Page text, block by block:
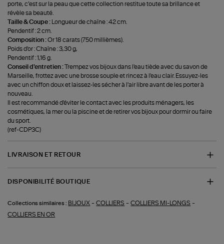
porte, c’est sur la peau que cette collection restitue toute sa brillance et
révèle sa beauté.
Taille & Coupe : Longueur de chaîne : 42 cm.
Pendentif : 2 cm.
Composition :Or 18 carats (750 millièmes).
Poids d'or : Chaîne : 3,30 g,
Pendentif : 1,16 g.
Conseil d'entretien :
Trempez vos bijoux dans l'eau tiède avec du savon de
Marseille, frottez avec une brosse souple et rincez à l'eau clair. Essuyez-les
avec un chiffon doux et laissez-les sécher à l'air libre avant de les porter à
nouveau.
Il est recommandé d'éviter le contact avec les produits ménagers, les
cosmétiques, la mer ou la piscine et de retirer vos bijoux pour dormir ou faire
du sport.
(ref-CDP3C)
LIVRAISON ET RETOUR
DISPONIBILITÉ BOUTIQUE
Collections similaires : BIJOUX -COLLIERS -COLLIERS MI-LONGS -
COLLIERS EN OR